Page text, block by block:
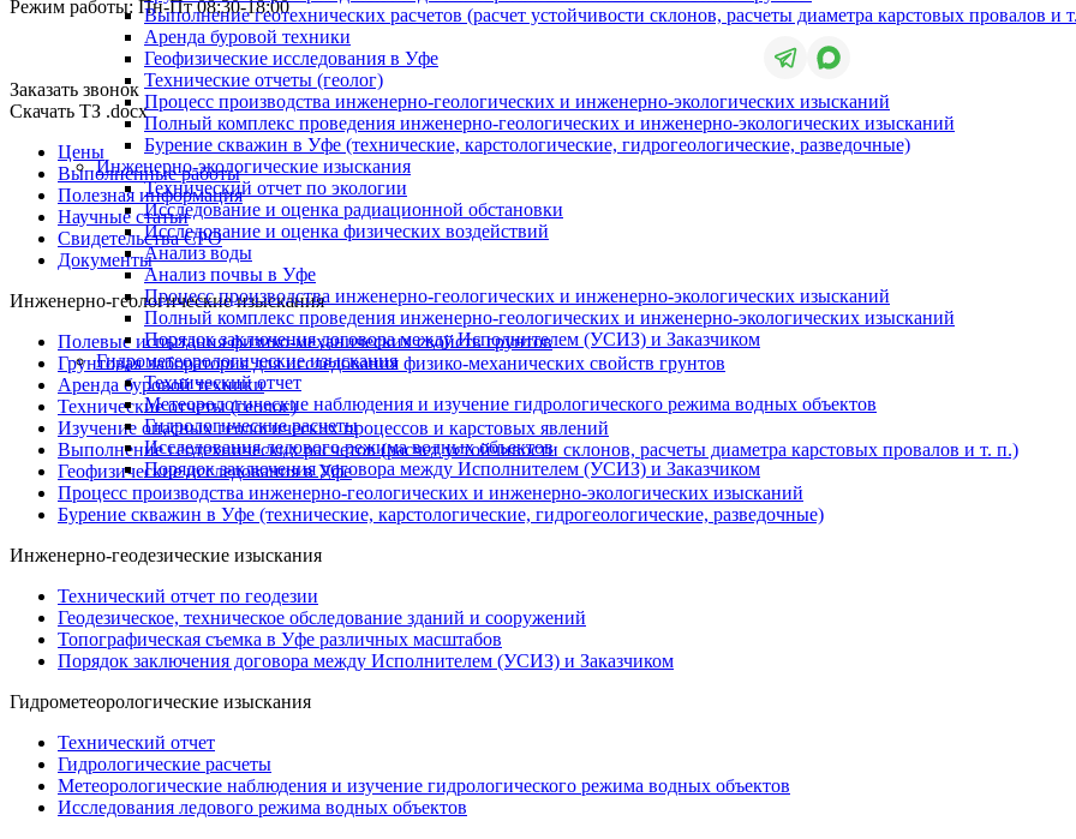
Выполнение геотехнических расчетов (расчет устойчивости склонов, расчеты диаметра карстовых провалов и
Аренда буровой техники
Геофизические исследования в Уфе
Технические отчеты (геолог)
Процесс производства инженерно-геологических и инженерно-экологических изысканий
Полный комплекс проведения инженерно-геологических и инженерно-экологических изысканий
Бурение скважин в Уфе (технические, карстологические, гидрогеологические, разведочные)
Инженерно-экологические изыскания
Технический отчет по экологии
Исследование и оценка радиационной обстановки
Исследование и оценка физических воздействий
Анализ воды
Анализ почвы в Уфе
Процесс производства инженерно-геологических и инженерно-экологических изысканий
Полный комплекс проведения инженерно-геологических и инженерно-экологических изысканий
Порядок заключения договора между Исполнителем (УСИЗ) и Заказчиком
Гидрометеорологические изыскания
Технический отчет
Метеорологические наблюдения и изучение гидрологического режима водных объектов
Гидрологические расчеты
Исследования ледового режима водных объектов
Порядок заключения договора между Исполнителем (УСИЗ) и Заказчиком
Режим работы: Пн-Пт 08:30-18:00
Заказать звонок
Скачать ТЗ .docx
Цены
Выполненные работы
Полезная информация
Научные статьи
Свидетельства СРО
Документы
Инженерно-геологические изыскания
Полевые испытания физико-механических свойств грунтов
Грунтовая лаборатория для исследования физико-механических свойств грунтов
Аренда буровой техники
Технические отчеты (геолог)
Изучение опасных геологических процессов и карстовых явлений
Выполнение геотехнических расчетов (расчет устойчивости склонов, расчеты диаметра карстовых провалов и т. п.)
Геофизические исследования в Уфе
Процесс производства инженерно-геологических и инженерно-экологических изысканий
Бурение скважин в Уфе (технические, карстологические, гидрогеологические, разведочные)
Инженерно-геодезические изыскания
Технический отчет по геодезии
Геодезическое, техническое обследование зданий и сооружений
Топографическая съемка в Уфе различных масштабов
Порядок заключения договора между Исполнителем (УСИЗ) и Заказчиком
Гидрометеорологические изыскания
Технический отчет
Гидрологические расчеты
Метеорологические наблюдения и изучение гидрологического режима водных объектов
Исследования ледового режима водных объектов